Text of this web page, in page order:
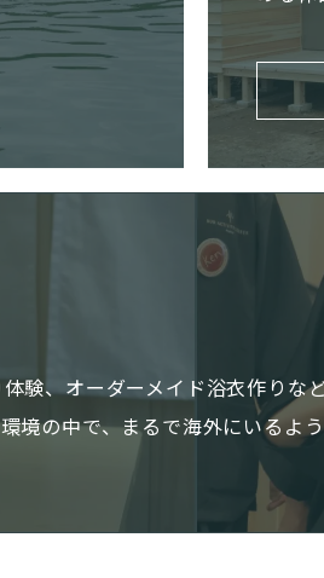
験、オーダーメイド浴衣作りな
境の中で、まるで海外にいるよう